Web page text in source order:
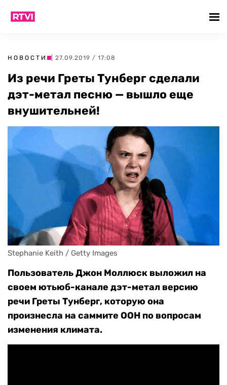
НОВОСТИ | 27.09.2019 / 17:08
Из речи Греты Тунберг сделали
дэт-метал песню — вышло еще
внушительней!
Stephanie Keith / Getty Images
Пользователь Джон Моллюск выложил на
своем ютьюб-канале дэт-метал версию
речи Греты Тунберг, которую она
произнесла на саммите ООН по вопросам
изменения климата.